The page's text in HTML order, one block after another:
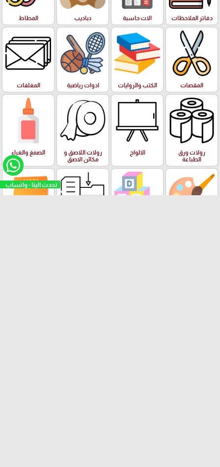
تحدث الينا - واتساب
دفاتر الملاحظات الات حاسبة دباديب المطاط
المقصات الكتب والروايات ادوات رياضية المغلفات
رولات ورق
الطباعة
الالواح
رولات اللاصق و
مكائن الاصق
الصمغ والغراء